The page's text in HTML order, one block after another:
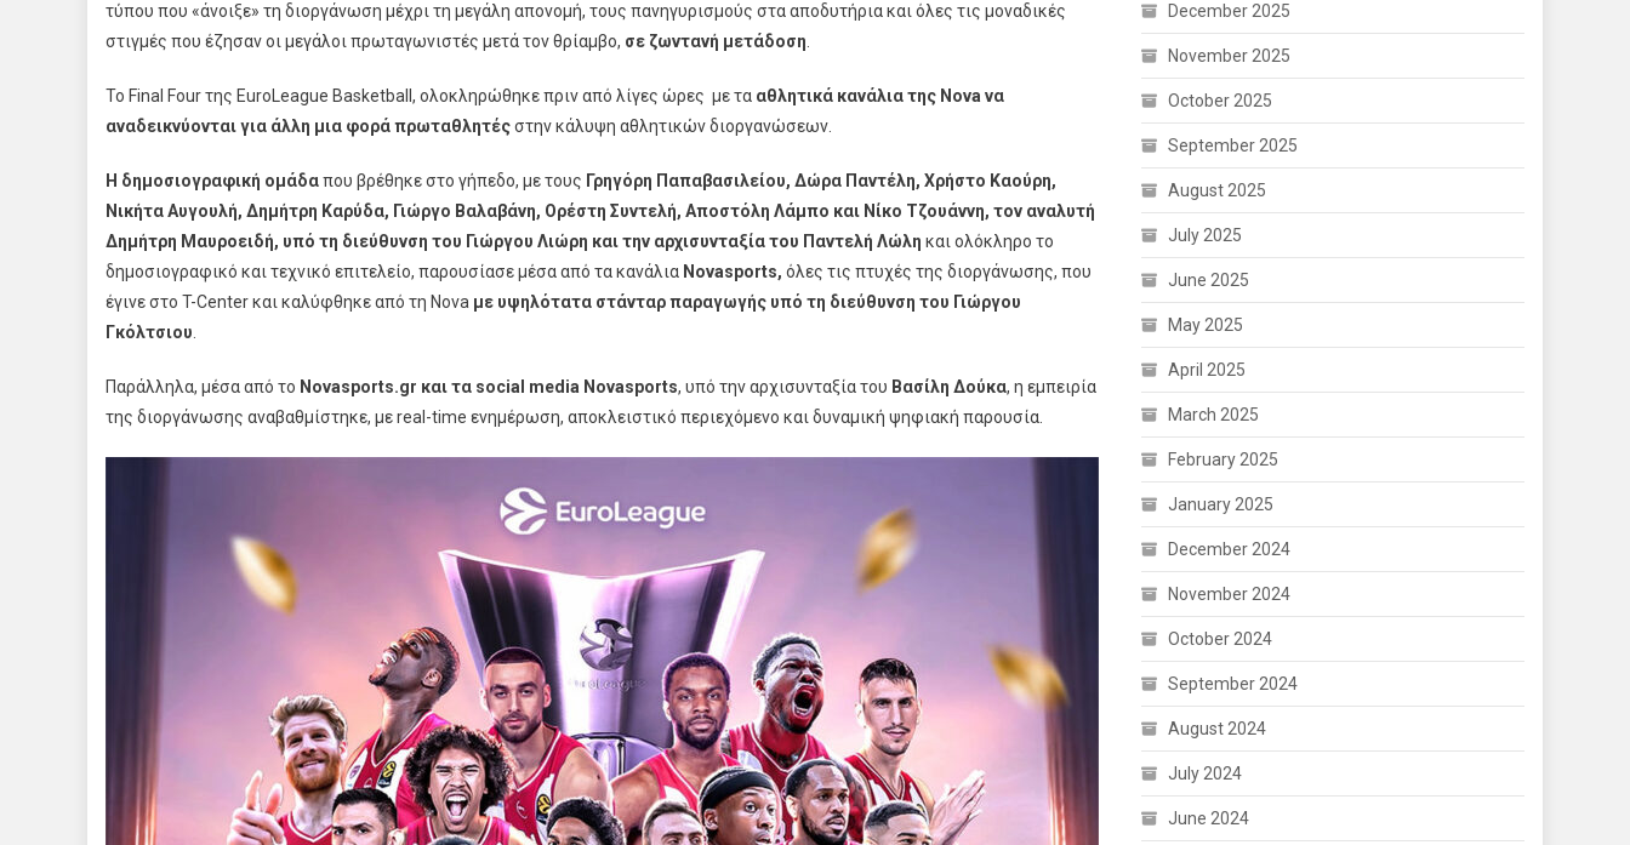
Ο
Ολυμπιακός
Πρωταθλητής
Ευρώπης
τύπου που «άνοιξε» τη διοργάνωση μέχρι τη μεγάλη απονομή, τους πανηγυρισμούς στα αποδυτήρια και όλες τις μοναδικές
στιγμές που έζησαν οι μεγάλοι πρωταγωνιστές μετά τον θρίαμβο, σε ζωντανή μετάδοση.
Το Final Four της EuroLeague Basketball, ολοκληρώθηκε πριν από λίγες ώρες με τα αθλητικά κανάλια της Nova να
αναδεικνύονται για άλλη μια φορά πρωταθλητέςστην κάλυψη αθλητικών διοργανώσεων.
Η δημοσιογραφική ομάδαπου βρέθηκε στο γήπεδο, με τους Γρηγόρη Παπαβασιλείου, Δώρα Παντέλη, Χρήστο Καούρη,
Νικήτα Αυγουλή, Δημήτρη Καρύδα, Γιώργο Βαλαβάνη, Ορέστη Συντελή, Αποστόλη Λάμπο και Νίκο Τζουάννη, τον αναλυτή
Δημήτρη Μαυροειδή, υπό τη διεύθυνση του Γιώργου Λιώρη και την αρχισυνταξία του Παντελή Λώλη και ολόκληρο το
δημοσιογραφικό και τεχνικό επιτελείο, παρουσίασε μέσα από τα κανάλια Novasports, όλες τις πτυχές της διοργάνωσης, που
έγινε στο T-Center και καλύφθηκε από τη Nova με υψηλότατα στάνταρ παραγωγής υπό τη διεύθυνση του Γιώργου
Γκόλτσιου.
Παράλληλα, μέσα από το Novasports.gr και τα social media Novasports, υπό την αρχισυνταξία του Βασίλη Δούκα, η εμπειρία
της διοργάνωσης αναβαθμίστηκε, με real-time ενημέρωση, αποκλειστικό περιεχόμενο και δυναμική ψηφιακή παρουσία.
December 2025
November 2025
October 2025
September 2025
August 2025
July 2025
June 2025
May 2025
April 2025
March 2025
February 2025
January 2025
December 2024
November 2024
October 2024
September 2024
August 2024
July 2024
June 2024